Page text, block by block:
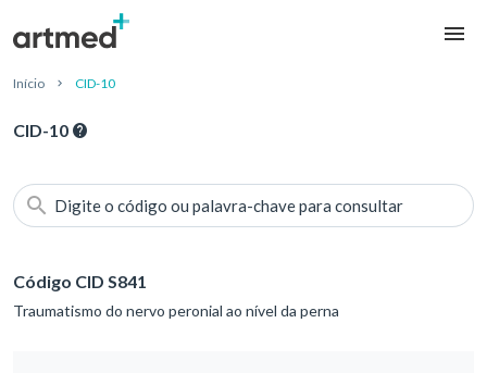
Início CID-10
CID-10
Digite o código ou palavra-chave para consultar
Código CID S841
Traumatismo do nervo peronial ao nível da perna